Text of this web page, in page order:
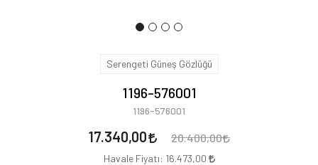
Serengeti Güneş Gözlüğü
1196-576001
1196-576001
17.340,00 20.400,00
Havale Fiyatı: 16.473,00